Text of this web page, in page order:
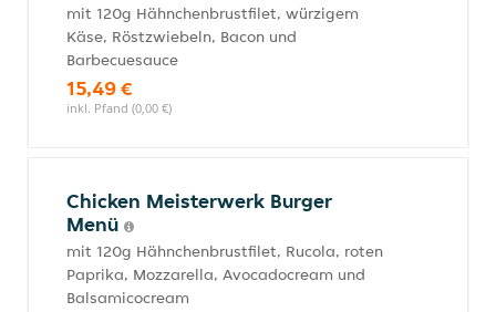
mit 120g Hähnchenbrustfilet, würzigem
Käse, Röstzwiebeln, Bacon und
Barbecuesauce
15,49 €
inkl. Pfand (0,00 €)
Chicken Meisterwerk Burger
Menü
mit 120g Hähnchenbrustfilet, Rucola, roten
Paprika, Mozzarella, Avocadocream und
Balsamicocream